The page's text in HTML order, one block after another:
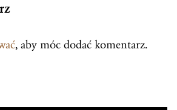
, aby móc dodać komentarz.